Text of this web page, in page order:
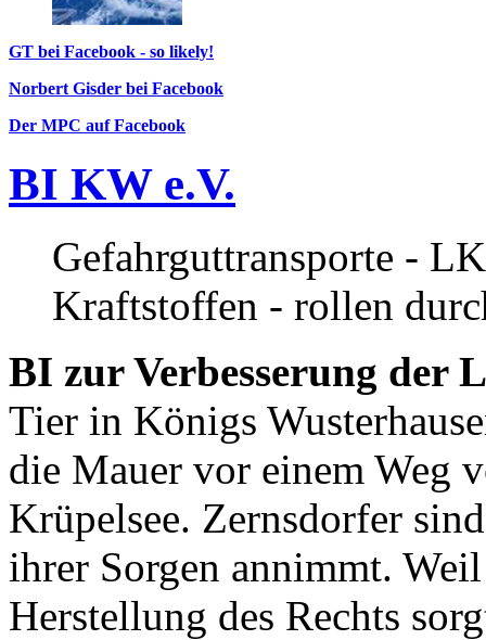
GT bei Facebook - so likely!
Norbert Gisder bei Facebook
Der MPC auf Facebook
BI KW e.V.
Gefahrguttransporte -
Kraftstoffen - rollen
BI zur Verbesserung der
Tier in Königs
die Mauer vor einem Weg
Krüpelsee. Zernsdorfer
ihrer Sorgen annimmt.
Herstellung des Rechts